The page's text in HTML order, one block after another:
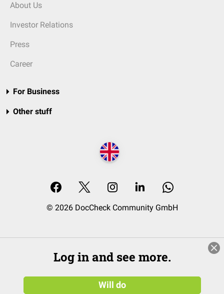
About Us
Investor Relations
Press
Career
For Business
Other stuff
© 2026 DocCheck Community GmbH
Log in and see more.
Will do